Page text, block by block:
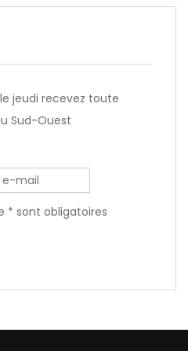
jeudi recevez toute
Sud-Ouest
* sont obligatoires